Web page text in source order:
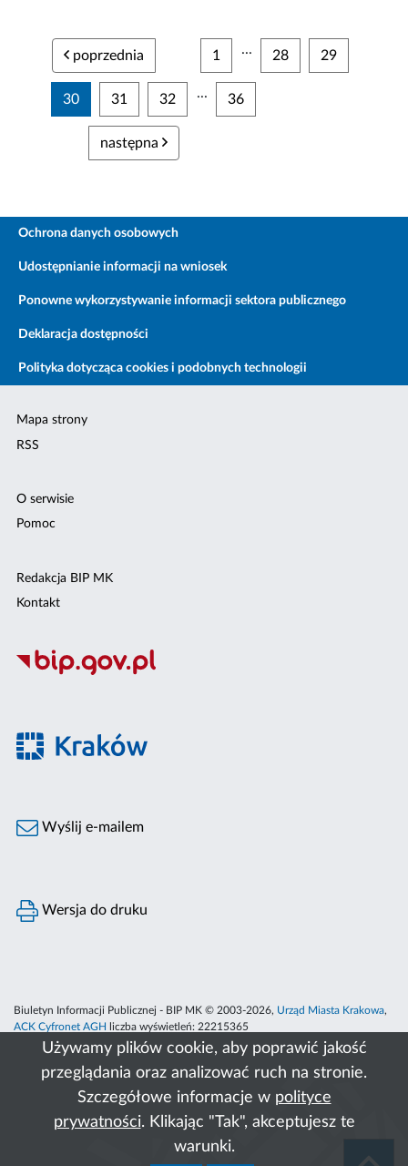
Używamy plików cookie, aby poprawić jakość
przeglądania oraz analizować ruch na stronie.
Szczegółowe informacje w polityce
prywatności. Klikając "Tak", akceptujesz te
warunki.
poprzednia 1 ... 28 29
30 31 32 ... 36
następna
Ochrona danych osobowych
Udostępnianie informacji na wniosek
Ponowne wykorzystywanie informacji sektora publicznego
Deklaracja dostępności
Polityka dotycząca cookies i podobnych technologii
Mapa strony
RSS
O serwisie
Pomoc
Redakcja BIP MK
Kontakt
Wyślij e-mailem
Wersja do druku
Biuletyn Informacji Publicznej - BIP MK © 2003-2026, Urząd Miasta Krakowa,
ACK Cyfronet AGH
liczba wyświetleń: 22215365